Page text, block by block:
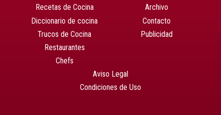
Recetas de Cocina
Diccionario de cocina
Trucos de Cocina
Restaurantes
Chefs
Archivo
Contacto
Publicidad
Aviso Legal
Condiciones de Uso